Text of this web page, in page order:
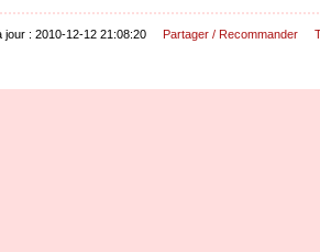
jour : 2010-12-12 21:08:20 Partager / Recommander